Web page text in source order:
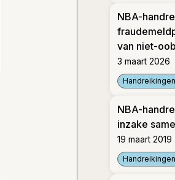
NBA-
van niet-
3 maart 2026
Handreikingen
NBA-
inzake
19 maart 2019
Handreikingen